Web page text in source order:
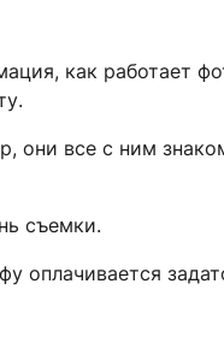
как работает
все с ним
съемки.